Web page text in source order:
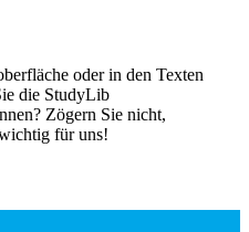
oder in den Texten
die StudyLib
Zögern Sie nicht,
für uns!